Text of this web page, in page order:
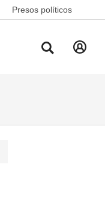
Presos políticos